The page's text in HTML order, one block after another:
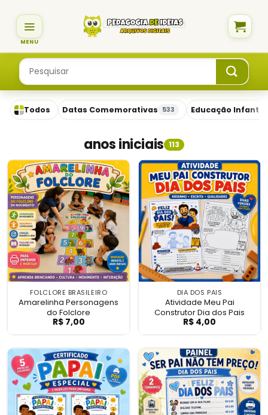
content
Pesquisar
por:
Todos Datas Comemorativas 533 Educação Infantil
anos iniciais 113
FOLCLORE BRASILEIRO
Amarelinha Personagens
do Folclore
Amarelinha Personagens do Folclore
R$7,00
DIA DOS PAIS
Atividade Meu Pai
Construtor Dia dos Pais
Atividade Meu
R$ 4,00